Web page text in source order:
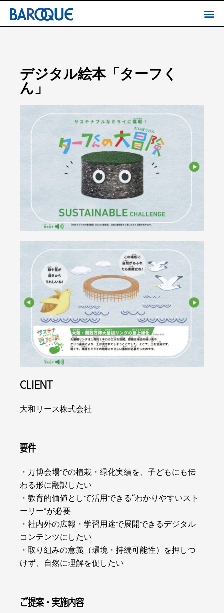
デジタル絵本「ターフく
ん」
CLIENT
大和リース株式会社
要件
・万博会場での植栽・緑化実績を、子どもにも伝
わる形に翻訳したい
・教育的価値として活用できる“わかりやすいスト
ーリー”が必要
・社内外の広報・学習用途で展開できるデジタル
コンテンツにしたい
・取り組みの意義（環境・持続可能性）を押しつ
けず、自然に理解を促したい
ご提案・実施内容